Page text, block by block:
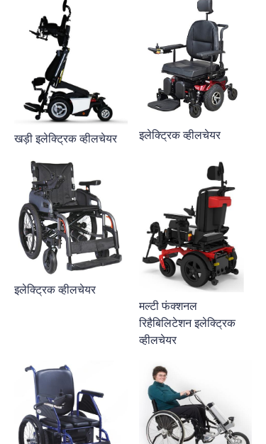
खड़ी इलेक्ट्रिक व्हीलचेयर इलेक्ट्रिक व्हीलचेयर
इलेक्ट्रिक व्हीलचेयर
मल्टी फंक्शनल
रिहैबिलिटेशन इलेक्ट्रिक
व्हीलचेयर